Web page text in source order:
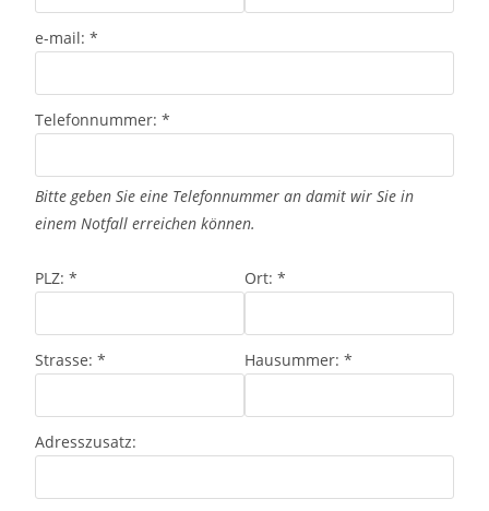
e-mail:*
Telefonnummer:*
Bitte geben Sie eine Telefonnummer an damit wir Sie in
einem Notfall erreichen können.
PLZ:* Ort: *
Strasse:* Hausummer: *
Adresszusatz: